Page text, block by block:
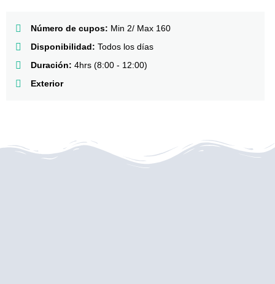
Número de cupos: Min 2/ Max 160
Disponibilidad: Todos los días
Duración: 4hrs (8:00 - 12:00)
Exterior